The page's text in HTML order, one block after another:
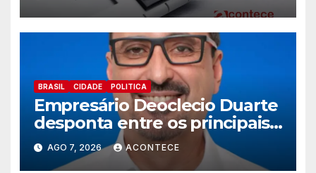
BRASIL CIDADE POLITICA
Empresário Deoclecio Duarte
desponta entre os principais
nomes do União Brasil para
deputado estadual
AGO 7, 2026 ACONTECE